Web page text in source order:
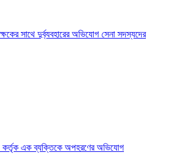
সাথে দুর্ব্যবহারের অভিযোগ সেনা সদস্যদের
কর্তৃক এক ব্যক্তিকে অপহরণের অভিযোগ